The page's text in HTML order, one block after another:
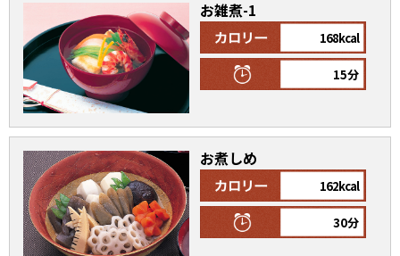
『踊り節』
鰹節屋の
お雑煮-1
168kcal
15分
お煮しめ
162kcal
30分